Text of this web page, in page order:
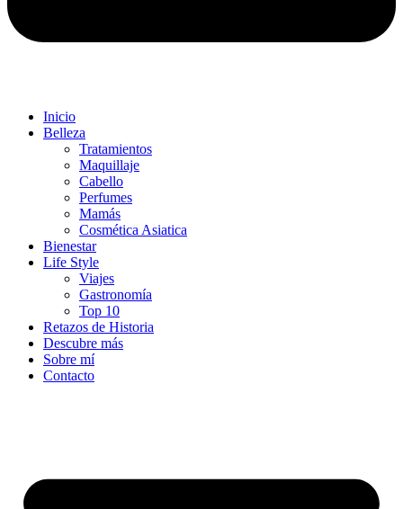
Inicio
Belleza
Tratamientos
Maquillaje
Cabello
Perfumes
Mamás
Cosmética Asiatica
Bienestar
Life Style
Viajes
Gastronomía
Top 10
Retazos de Historia
Descubre más
Sobre mí
Contacto